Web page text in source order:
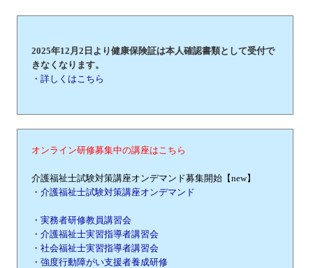
2025年12月2日より健康保険証は本人確認書類として受付で
きなくなります。
・詳しくはこちら
オンライン研修募集中の講座はこちら
介護福祉士試験対策講座オンデマンド募集開始【new】
・介護福祉士試験対策講座オンデマンド
・実務者研修教員講習会
・介護福祉士実習指導者講習会
・社会福祉士実習指導者講習会
・強度行動障がい支援者養成研修